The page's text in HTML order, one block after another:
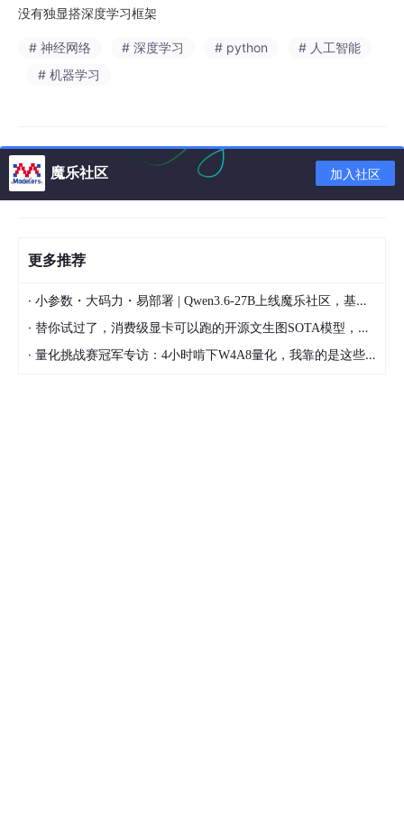
没有独显搭深度学习框架
# 神经网络 # 深度学习 # python
# 人工智能
# 机器学习
魔乐社区 加入社区
更多推荐
· 小参数・大码力・易部署 | Qwen3.6-27B上线魔乐社区，基于昇腾的部署教程来了
· 替你试过了，消费级显卡可以跑的开源文生图SOTA模型，顶级渲染、高密度文本绘图
· 量化挑战赛冠军专访：4小时啃下W4A8量化，我靠的是这些经验